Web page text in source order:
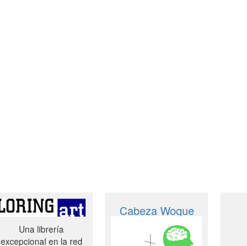
Una librería
excepcional en la red
Cabeza Woque